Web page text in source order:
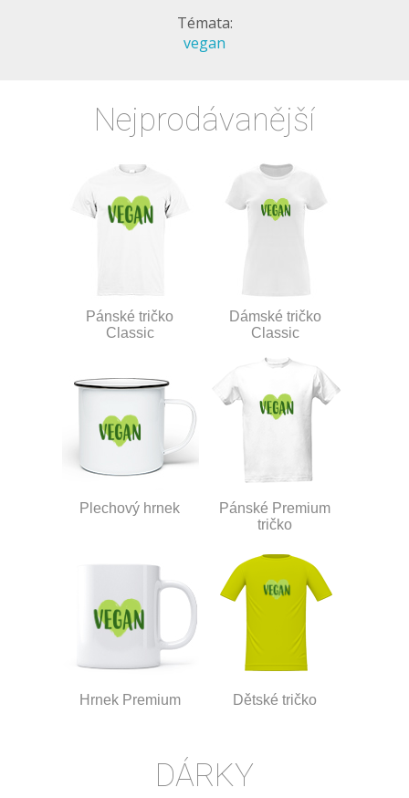
Témata:
vegan
Nejprodávanější
Pánské tričko
Classic
Dámské tričko
Classic
Plechový hrnek
Pánské Premium
tričko
Hrnek Premium Dětské tričko
DÁRKY